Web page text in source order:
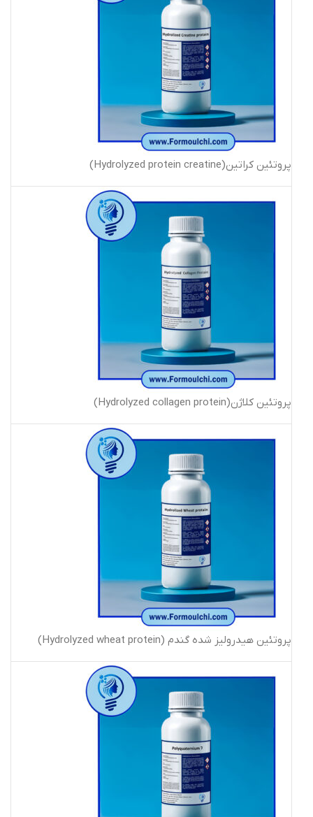
پروتئین کراتین(Hydrolyzed protein creatine)
پروتئین کلاژن(Hydrolyzed collagen protein)
پروتئین هیدرولیز شده گندم (Hydrolyzed wheat protein)